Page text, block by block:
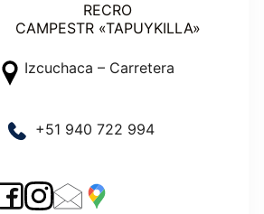
RECRO
CAMPESTR «TAPUYKILLA»
Izcuchaca – Carretera
+51 940 722 994